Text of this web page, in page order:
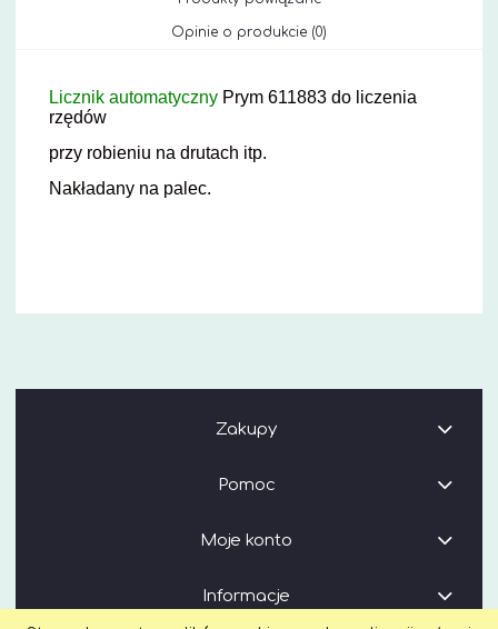
Opinie o produkcie (0)
Licznik automatyczny Prym 611883 do liczenia
rzędów
przy robieniu na drutach itp.
Nakładany na palec.
Zakupy
Pomoc
Moje konto
Informacje